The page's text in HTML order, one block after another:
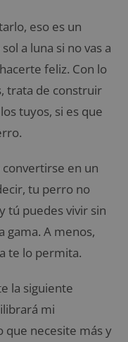
eso es un
a luna si no vas a
feliz. Con lo
trata de construir
tuyos, si es que
convertirse en un
tu perro no
tú puedes vivir sin
gama. A menos,
te lo permita.
la siguiente
mi
que necesite más y